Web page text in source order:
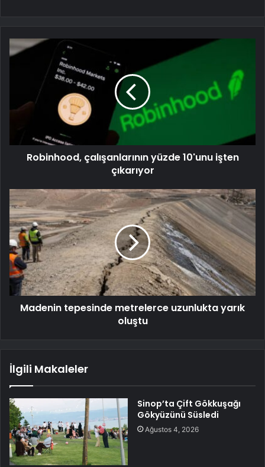
Robinhood, çalışanlarının yüzde 10'unu işten
çıkarıyor
Madenin tepesinde metrelerce uzunlukta yarık
oluştu
İlgili Makaleler
Sinop’ta Çift Gökkuşağı
Gökyüzünü Süsledi
Ağustos 4, 2026